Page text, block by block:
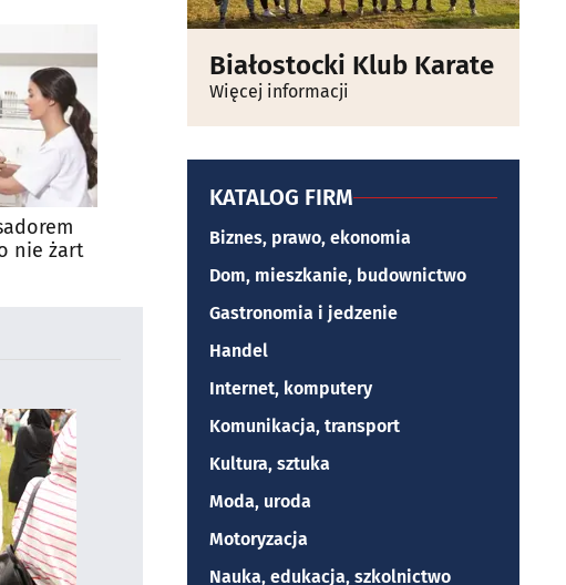
nie żart
Białostocki Klub Karate
Więcej informacji
KATALOG FIRM
Biznes, prawo, ekonomia
Dom, mieszkanie, budownictwo
Gastronomia i jedzenie
Handel
Internet, komputery
Komunikacja, transport
Kultura, sztuka
Moda, uroda
Motoryzacja
Nauka, edukacja, szkolnictwo